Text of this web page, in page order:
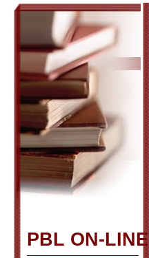
PBL ON-LINE